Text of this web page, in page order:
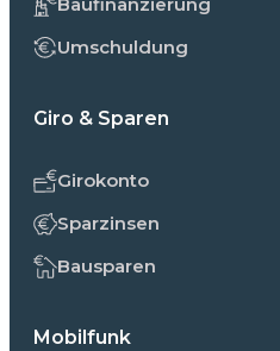
Umschuldung
Giro & Sparen
Girokonto
Sparzinsen
Bausparen
Mobilfunk